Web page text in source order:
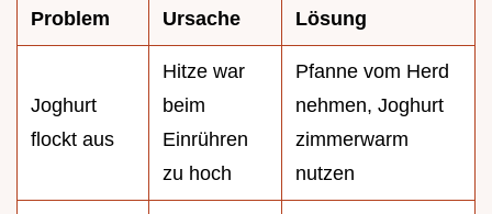
Problem Ursache Lösung
Joghurt
flockt aus
Hitze war
beim
Einrühren
zu hoch
Pfanne vom Herd
nehmen, Joghurt
zimmerwarm
nutzen